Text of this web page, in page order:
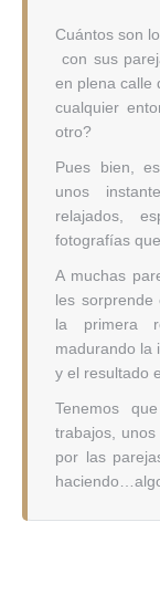
Cuántos son
con sus
en plena calle
cualquier
otro?
Pues bien,
unos
relajados,
fotografías
A muchas
les sorprende
la primera
madurando la
y el resultado
Tenemos
trabajos,
por las